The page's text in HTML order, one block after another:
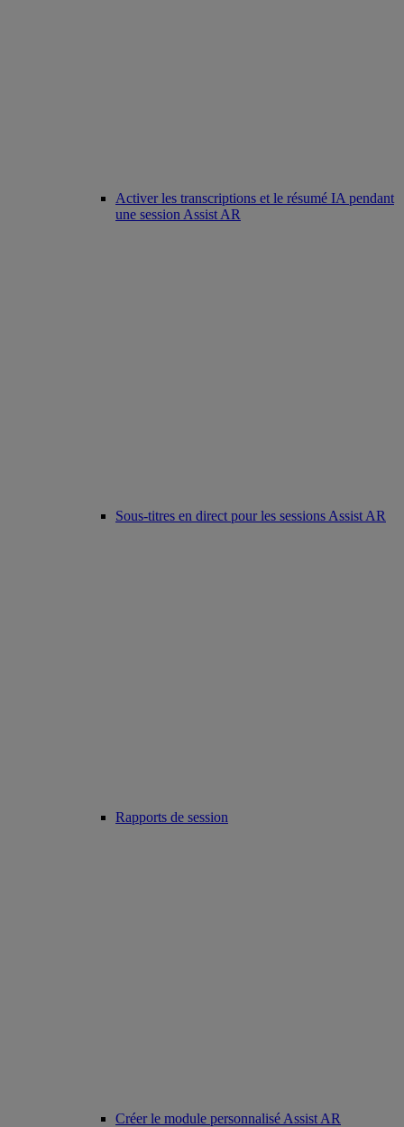
Activer les transcriptions et le résumé IA pendant
une session Assist AR
Sous-titres en direct pour les sessions Assist AR
Rapports de session
Créer le module personnalisé Assist AR